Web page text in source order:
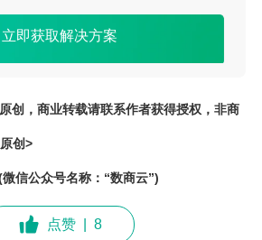
立即获取解决方案
创，商业转载请联系作者获得授权，非商
创>
信公众号名称：“数商云”)
点赞 8